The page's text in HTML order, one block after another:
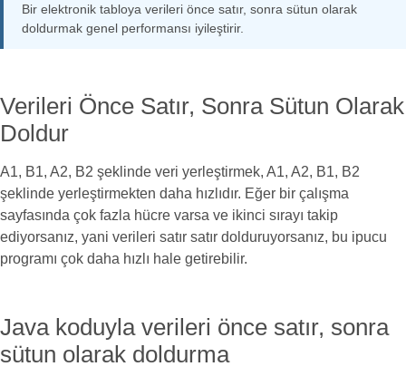
Bir elektronik tabloya verileri önce satır, sonra sütun olarak
doldurmak genel performansı iyileştirir.
Verileri Önce Satır, Sonra Sütun Olarak
Doldur
A1, B1, A2, B2 şeklinde veri yerleştirmek, A1, A2, B1, B2
şeklinde yerleştirmekten daha hızlıdır. Eğer bir çalışma
sayfasında çok fazla hücre varsa ve ikinci sırayı takip
ediyorsanız, yani verileri satır satır dolduruyorsanız, bu ipucu
programı çok daha hızlı hale getirebilir.
Java koduyla verileri önce satır, sonra
sütun olarak doldurma